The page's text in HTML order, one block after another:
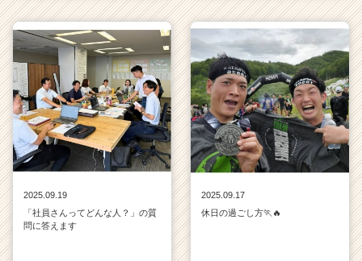
2025.09.19
「社員さんってどんな人？」の質
問に答えます
2025.09.17
休日の過ごし方🏃🔥